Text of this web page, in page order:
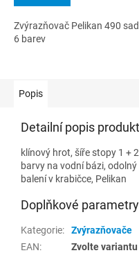
Zvýrazňovač Pelikan 490
6 barev
Popis
Detailní popis
klínový hrot, šíře stopy 1 +
barvy na vodní bázi,
balení v krabičce, Pelikan
Doplňkové parametry
Kategorie:
Zvýrazňovače
EAN: Zvolte variantu